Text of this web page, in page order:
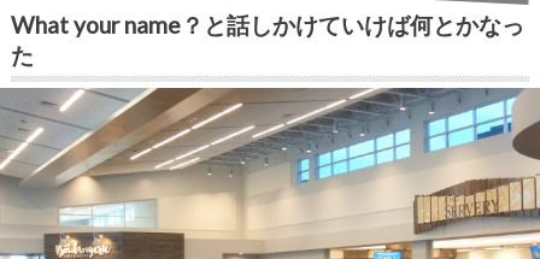
What your name？と話しかけていけば何とかなっ
た